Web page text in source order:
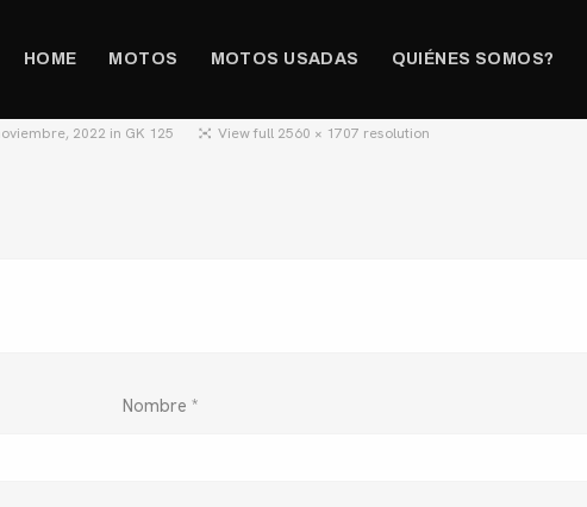
HOME MOTOS MOTOS USADAS QUIÉNES SOMOS?
2022 in GK 125 View full 2560 × 1707 resolution
Nombre *